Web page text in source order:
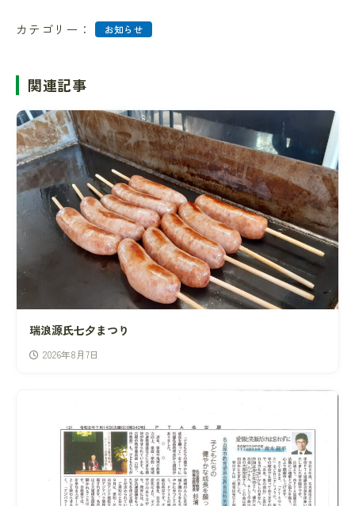
カテゴリー： お知らせ
関連記事
瑞浪源氏七夕まつり
2026年8月7日